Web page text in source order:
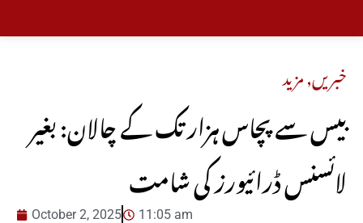
خبریں,مزید
بیـس سے پچاس ہزار تک کے چالان: بغیر
لائسنس ڈرائیورز کی شامت
October 2, 2025 11:05 am